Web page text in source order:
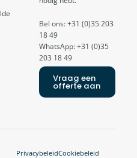
Bel ons: +31 (0)35 203
18 49
WhatsApp: +31 (0)35
203 18 49
Vraag een
offerte aan
PrivacybeleidCookiebeleid